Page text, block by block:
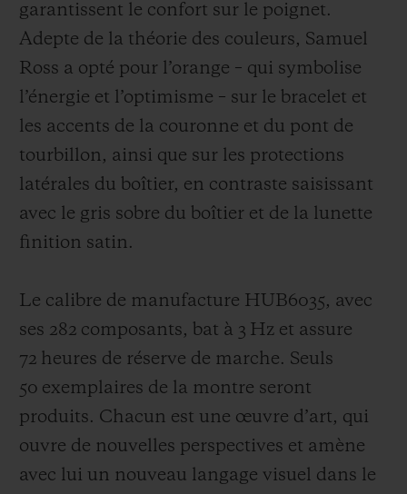
garantissent le confort sur le poignet.
Adepte de la théorie des couleurs, Samuel
Ross a opté pour l’orange – qui symbolise
l’énergie et l’optimisme – sur le bracelet et
les accents de la couronne et du pont de
tourbillon, ainsi que sur les protections
latérales du boîtier, en contraste saisissant
avec le gris sobre du boîtier et de la lunette
finition satin.
Le calibre de manufacture HUB6035, avec
ses 282 composants, bat à 3 Hz et assure
72 heures de réserve de marche. Seuls
50 exemplaires de la montre seront
produits. Chacun est une œuvre d’art, qui
ouvre de nouvelles perspectives et amène
avec lui un nouveau langage visuel dans le